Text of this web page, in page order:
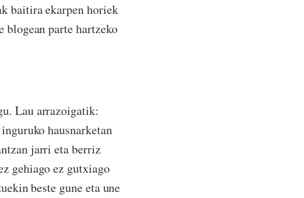
baitira ekarpen horiek
parte hartzeko
Lau arrazoigatik:
hausnarketan
jarri eta berriz
gehiago ez gutxiago
beste gune eta une